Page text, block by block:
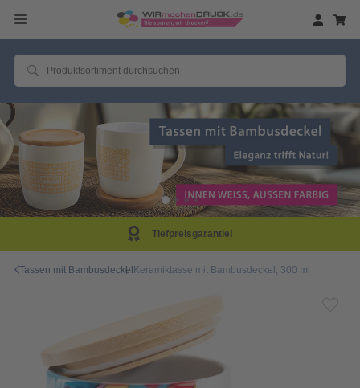
Tassen mit BambusdeckelKeramiktasse mit Bambusdeckel, 300 ml